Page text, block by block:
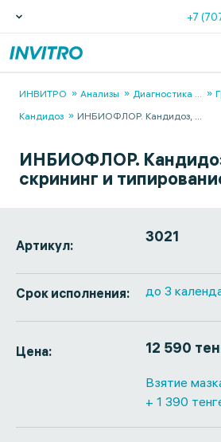
+7
ИНВИТРО Анализы Диагностика ...
Кандидоз
ИНБИОФЛОР. Кандидоз, ...
ИНБИОФЛОР.
скрининг и
Артикул: 3021
Срок исполнения: до 3
Цена: 12 590
Взятие
+ 1 390